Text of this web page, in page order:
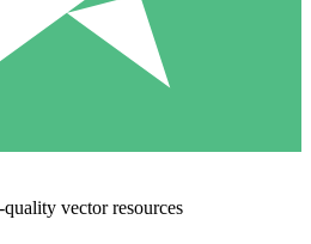
vector resources